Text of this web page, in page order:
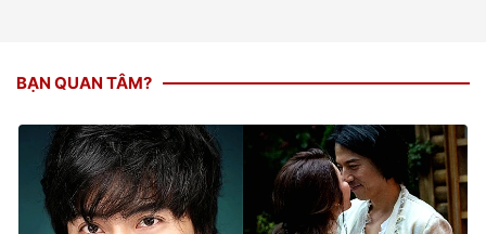
BẠN QUAN TÂM?